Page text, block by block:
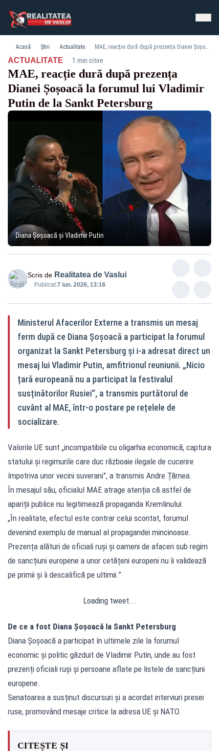
Acasă Știri Actualitate MAE, reacție dură după prezența Dianei Șoșoacă la forumul lui Vladimir Putin de la Sankt Petersburg
ACTUALITATE· 1 min citire
MAE, reacție dură după prezența
Dianei Șoșoacă la forumul lui Vladimir
Putin de la Sankt Petersburg
Diana Șoșoacă și Vladimir Putin
Scris de Realitatea de Vaslui
Publicat:7 iun. 2026, 13:16
Ministerul Afacerilor Externe a transmis un mesaj
ferm după ce Diana Șoșoacă a participat la forumul
organizat la Sankt Petersburg și i-a adresat direct un
mesaj lui Vladimir Putin, amfitrionul reuniunii. „Nicio
țară europeană nu a participat la festivalul
susținătorilor Rusiei”, a transmis purtătorul de
cuvânt al MAE, într-o postare pe rețelele de
socializare.
Valorile UE sunt „incompatibile cu oligarhia economică, captura
statului și regimurile care duc războaie ilegale de cucerire
împotriva unor vecini suverani”, a transmis Andre Țărnea.
În mesajul său, oficialul MAE atrage atenția că astfel de
apariții publice nu legitimează propaganda Kremlinului:
„În realitate, efectul este contrar celui scontat, forumul
devenind exemplu de manual al propagandei mincinoase.
Prezența alături de oficiali ruși și oameni de afaceri sub regim
de sancțiuni europene a unor cetățeni europeni nu îi validează
pe primii și îi descalifică pe ultimii.”
Loading tweet...
De ce a fost Diana Șoșoacă la Sankt Petersburg
Diana Șoșoacă a participat în ultimele zile la forumul
economic și politic găzduit de Vladimir Putin, unde au fost
prezenți oficiali ruși și persoane aflate pe listele de sancțiuni
europene.
Senatoarea a susținut discursuri și a acordat interviuri presei
ruse, promovând mesaje critice la adresa UE și NATO.
CITEȘTE ȘI